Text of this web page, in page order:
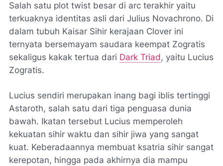
Salah satu plot twist besar di arc terakhir yaitu
terkuaknya identitas asli dari Julius Novachrono. Di
dalam tubuh Kaisar Sihir kerajaan Clover ini
ternyata bersemayam saudara keempat Zogratis
sekaligus kakak tertua dari Dark Triad, yaitu Lucius
Zogratis.
Lucius sendiri merupakan inang bagi iblis tertinggi
Astaroth, salah satu dari tiga penguasa dunia
bawah. Ikatan tersebut Lucius memperoleh
kekuatan sihir waktu dan sihir jiwa yang sangat
kuat. Keberadaannya membuat ksatria sihir sangat
kerepotan, hingga pada akhirnya dia mampu